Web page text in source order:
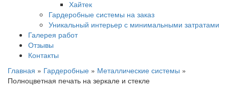
Хайтек
Гардеробные системы на заказ
Уникальный интерьер с минимальными затратами
Галерея работ
Отзывы
Контакты
Главная » Гардеробные » Металлические системы »
Полноцветная печать на зеркале и стекле